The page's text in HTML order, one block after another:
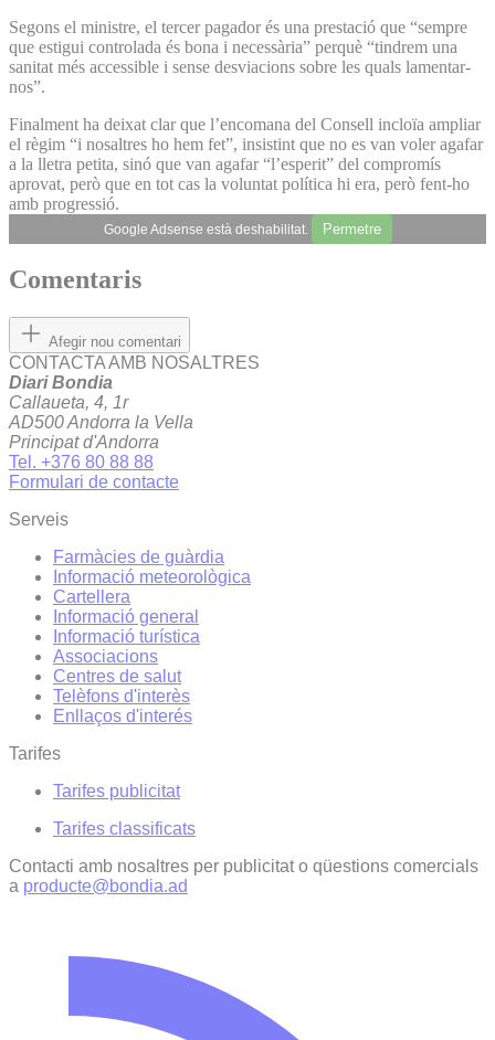
Segons el ministre, el tercer pagador és una prestació que “sempre
que estigui controlada és bona i necessària” perquè “tindrem una
sanitat més accessible i sense desviacions sobre les quals lamentar-
nos”.
Finalment ha deixat clar que l’encomana del Consell incloïa ampliar
el règim “i nosaltres ho hem fet”, insistint que no es van voler agafar
a la lletra petita, sinó que van agafar “l’esperit” del compromís
aprovat, però que en tot cas la voluntat política hi era, però fent-ho
amb progressió.
Google Adsense està deshabilitat. Permetre
Comentaris
Afegir nou comentari
CONTACTA AMB NOSALTRES
Diari Bondia
Callaueta, 4, 1r
AD500 Andorra la Vella
Principat d'Andorra
Tel. +376 80 88 88
Formulari de contacte
Serveis
Farmàcies de guàrdia
Informació meteorològica
Cartellera
Informació general
Informació turística
Associacions
Centres de salut
Telèfons d'interès
Enllaços d'interés
Tarifes
Tarifes publicitat
Tarifes classificats
Contacti amb nosaltres per publicitat o qüestions comercials
a producte@bondia.ad